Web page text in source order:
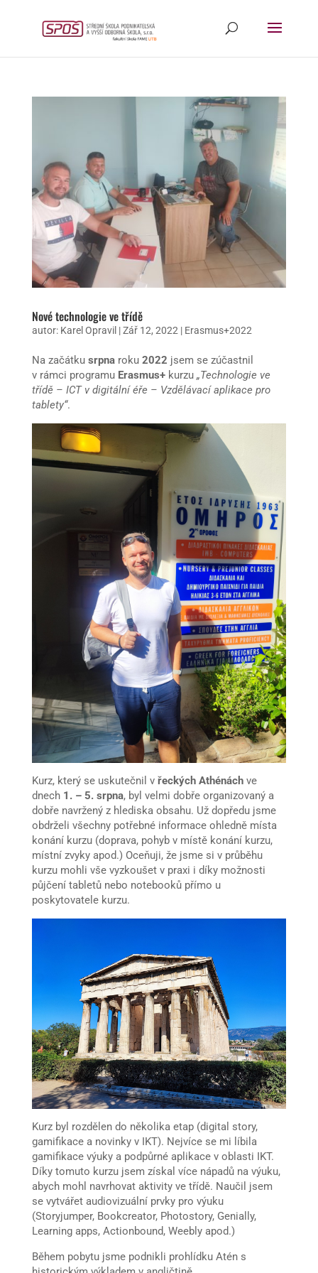
Nové technologie ve třídě
autor: Karel Opravil |Zář 12, 2022 | Erasmus+2022
Na začátku srpnaroku 2022 jsem se zúčastnil
v rámci programuErasmus+kurzu „Technologie ve
třídě – ICT v digitální éře – Vzdělávací aplikace pro
tablety“.
Kurz, který se uskutečnil v řeckých Athénáchve
dnech 1. – 5. srpna, byl velmi dobře organizovaný a
dobře navržený z hlediska obsahu. Už dopředu jsme
obdrželi všechny potřebné informace ohledně místa
konání kurzu (doprava, pohyb v místě konání kurzu,
místní zvyky apod.) Oceňuji, že jsme si v průběhu
kurzu mohli vše vyzkoušet v praxi i díky možnosti
půjčení tabletů nebo notebooků přímo u
poskytovatele kurzu.
Kurz byl rozdělen do několika etap (digital story,
gamifikace a novinky v IKT). Nejvíce se mi líbila
gamifikace výuky a podpůrné aplikace v oblasti IKT.
Díky tomuto kurzu jsem získal více nápadů na výuku,
abych mohl navrhovat aktivity ve třídě. Naučil jsem
se vytvářet audiovizuální prvky pro výuku
(Storyjumper, Bookcreator, Photostory, Genially,
Learning apps, Actionbound, Weebly apod.)
Během pobytu jsme podnikli prohlídku Atén s